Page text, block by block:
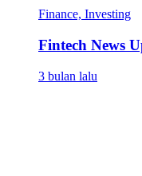
Finance, Investing
Fintech News
3 bulan lalu